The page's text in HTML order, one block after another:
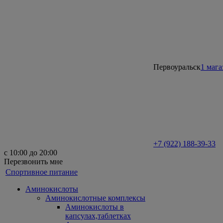
Первоуральск1
+7 (922) 188-39-33
с 10:00 до 20:00
Перезвонить мне
Спортивное питание
Аминокислоты
Аминокислотные комплексы
Аминокислоты в
капсулах,таблетках